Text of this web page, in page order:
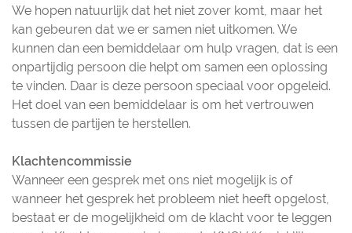
We hopen natuurlijk dat het niet zover komt, maar het
kan gebeuren dat we er samen niet uitkomen. We
kunnen dan een bemiddelaar om hulp vragen, dat is een
onpartijdig persoon die helpt om samen een oplossing
te vinden. Daar is deze persoon speciaal voor opgeleid.
Het doel van een bemiddelaar is om het vertrouwen
tussen de partijen te herstellen.
Klachtencommissie
Wanneer een gesprek met ons niet mogelijk is of
wanneer het gesprek het probleem niet heeft opgelost,
bestaat er de mogelijkheid om de klacht voor te leggen